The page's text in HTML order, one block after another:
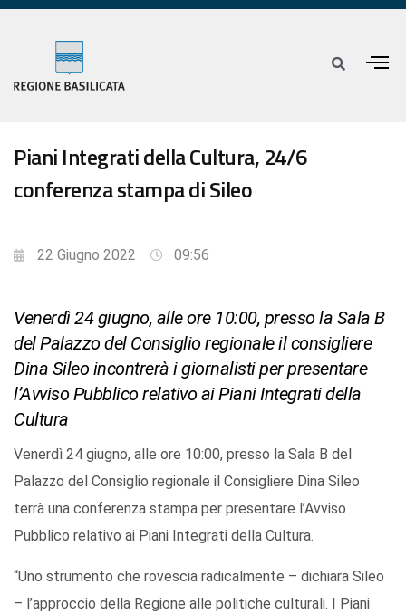
Piani Integrati della Cultura, 24/6
conferenza stampa di Sileo
22 Giugno 2022 09:56
Venerdì 24 giugno, alle ore 10:00, presso la Sala B
del Palazzo del Consiglio regionale il consigliere
Dina Sileo incontrerà i giornalisti per presentare
l’Avviso Pubblico relativo ai Piani Integrati della
Cultura
Venerdì 24 giugno, alle ore 10:00, presso la Sala B del
Palazzo del Consiglio regionale il Consigliere Dina Sileo
terrà una conferenza stampa per presentare l’Avviso
Pubblico relativo ai Piani Integrati della Cultura.
“Uno strumento che rovescia radicalmente – dichiara Sileo
– l’approccio della Regione alle politiche culturali. I Piani